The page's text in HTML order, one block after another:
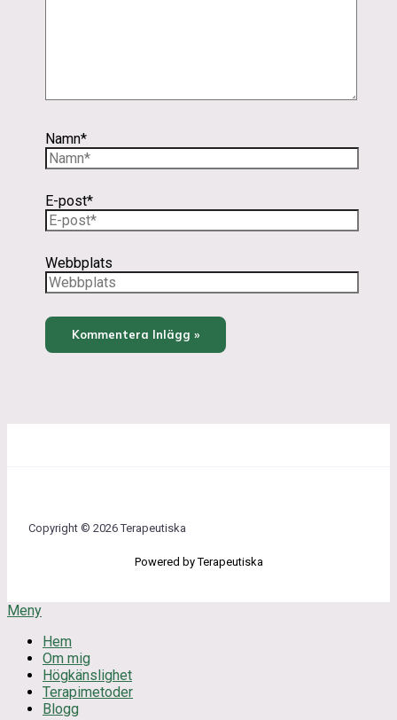
Namn*
E-post*
Webbplats
Copyright © 2026 Terapeutiska
Powered by Terapeutiska
Meny
Hem
Om mig
Högkänslighet
Terapimetoder
Blogg